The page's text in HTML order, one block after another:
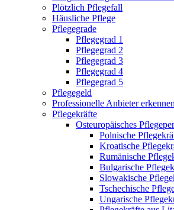
Plötzlich Pflegefall
Häusliche Pflege
Pflegegrade
Pflegegrad 1
Pflegegrad 2
Pflegegrad 3
Pflegegrad 4
Pflegegrad 5
Pflegegeld
Professionelle Anbieter
Pflegekräfte
Osteuropäisches
Polnische
Kroatische
Rumänische
Bulgarische
Slowakische
Tschechische
Ungarische